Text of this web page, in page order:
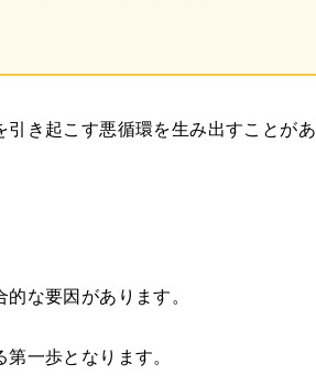
き起こす悪循環を生み出すことがあ
な要因があります。
一歩となります。